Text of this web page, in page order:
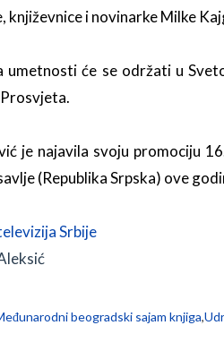
književnice i novinarke Milke
umetnosti će se održati u
Prosvjeta.
je najavila svoju promociju
(Republika Srpska) ove
Srbije
beogradski sajam knjiga,